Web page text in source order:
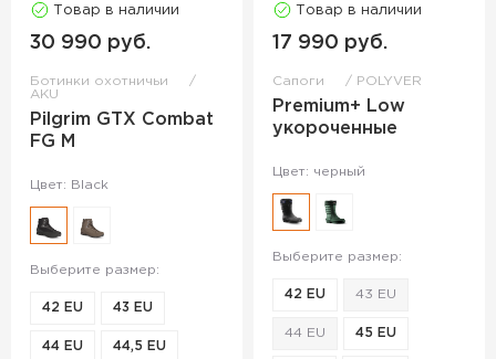
Товар в наличии
30 990 руб.
Ботинки охотничьи
AKU
Pilgrim GTX Combat
FG M
Цвет: Black
Выберите размер:
42 EU 43 EU
44 EU 44,5 EU
Товар в наличии
17 990 руб.
Сапоги POLYVER
Premium+ Low
укороченные
Цвет: черный
Выберите размер:
42 EU 43 EU
44 EU 45 EU